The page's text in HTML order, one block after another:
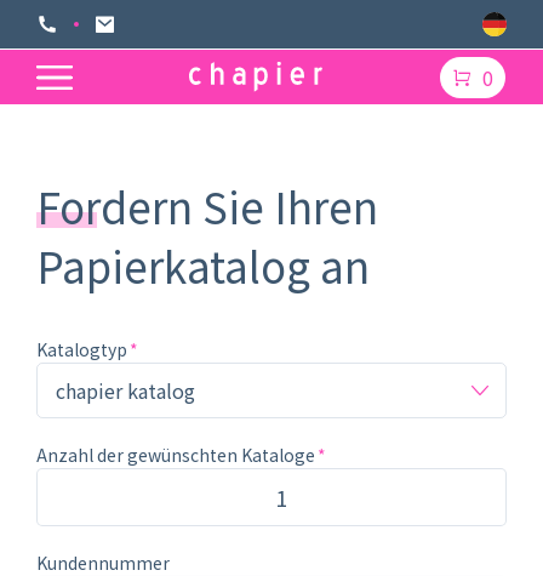
0
Fordern Sie Ihren
Papierkatalog an
Katalogtyp
Anzahl der gewünschten Kataloge
Kundennummer